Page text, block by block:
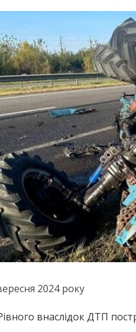
2024 року
внаслідок ДТП